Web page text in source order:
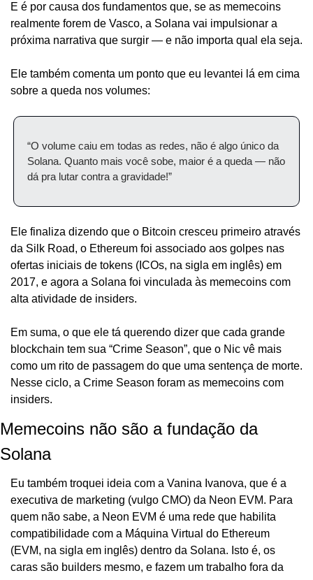
E é por causa dos fundamentos que, se as memecoins
realmente forem de Vasco, a Solana vai impulsionar a
próxima narrativa que surgir — e não importa qual ela seja.
Ele também comenta um ponto que eu levantei lá em cima
sobre a queda nos volumes:
“O volume caiu em todas as redes, não é algo único da
Solana. Quanto mais você sobe, maior é a queda — não
dá pra lutar contra a gravidade!”
Ele finaliza dizendo que o Bitcoin cresceu primeiro através
da Silk Road, o Ethereum foi associado aos golpes nas
ofertas iniciais de tokens (ICOs, na sigla em inglês) em
2017, e agora a Solana foi vinculada às memecoins com
alta atividade de insiders.
Em suma, o que ele tá querendo dizer que cada grande
blockchain tem sua “Crime Season”, que o Nic vê mais
como um rito de passagem do que uma sentença de morte.
Nesse ciclo, a Crime Season foram as memecoins com
insiders.
Memecoins não são a fundação da
Solana
Eu também troquei ideia com a Vanina Ivanova, que é a
executiva de marketing (vulgo CMO) da Neon EVM. Para
quem não sabe, a Neon EVM é uma rede que habilita
compatibilidade com a Máquina Virtual do Ethereum
(EVM, na sigla em inglês) dentro da Solana. Isto é, os
caras são builders mesmo, e fazem um trabalho fora da